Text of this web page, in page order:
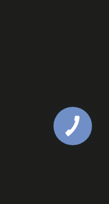
КНОПКА
ЗВ'ЯЗКУ